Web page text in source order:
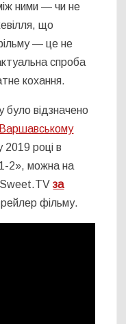
ними — чи не
що
— це не
спроба
кохання.
було відзначено
Варшавському
2019 році в
2», можна на
Sweet.TVза
фільму.